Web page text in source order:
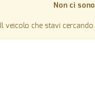
Non ci
Il veicolo che stavi